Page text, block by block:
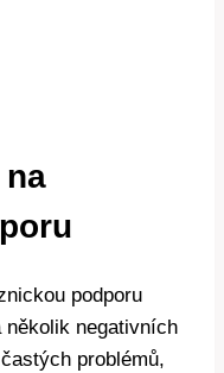
podporu
negativních
problémů,